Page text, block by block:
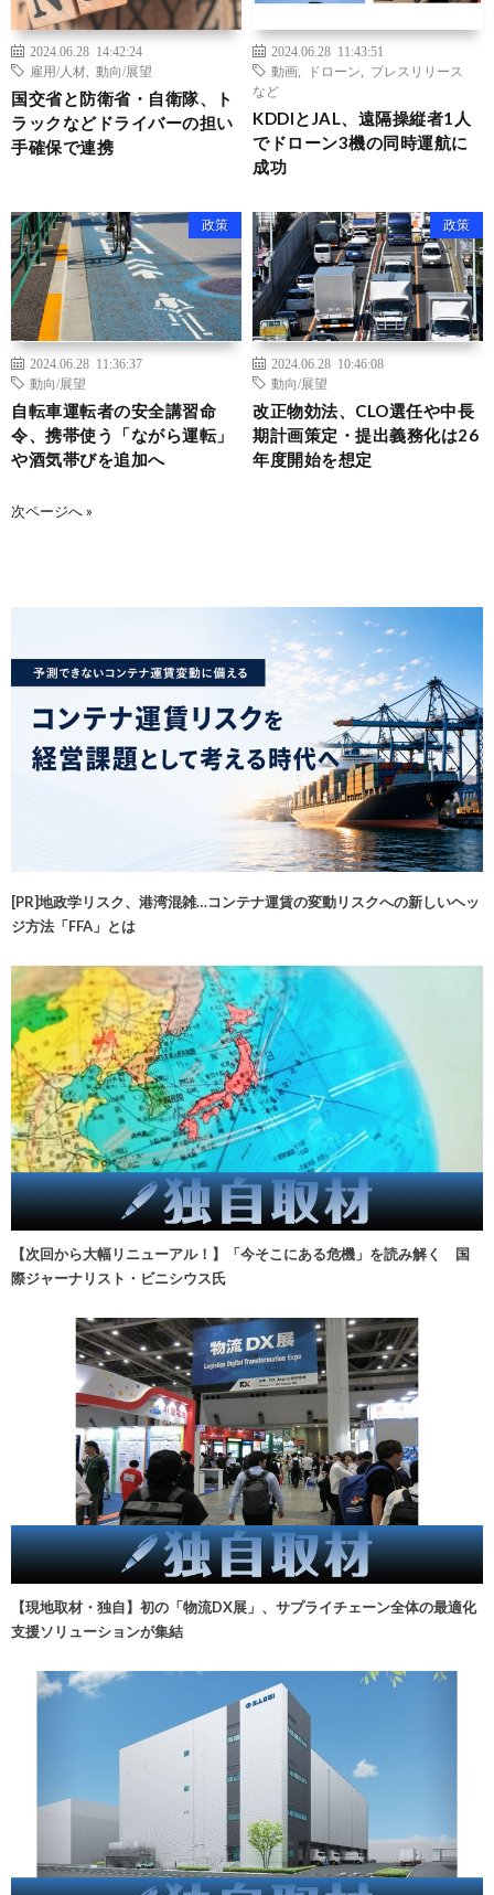
2024.06.28 14:42:24
雇用/人材
動向/展望
国交省と防衛省・自衛隊、ト
ラックなどドライバーの担い
手確保で連携
2024.06.28 11:43:51
動画
ドローン
プレスリリース
など
KDDIとJAL、遠隔操縦者1人
でドローン3機の同時運航に
成功
政策
2024.06.28 11:36:37
動向/展望
自転車運転者の安全講習命
令、携帯使う「ながら運転」
や酒気帯びを追加へ
政策
2024.06.28 10:46:08
動向/展望
改正物効法、CLO選任や中長
期計画策定・提出義務化は26
年度開始を想定
次ページへ »
[PR]地政学リスク、港湾混雑…コンテナ運賃の変動リスクへの新しいヘッ
ジ方法「FFA」とは
【次回から大幅リニューアル！】「今そこにある危機」を読み解く 国
際ジャーナリスト・ビニシウス氏
【現地取材・独自】初の「物流DX展」、サプライチェーン全体の最適化
支援ソリューションが集結